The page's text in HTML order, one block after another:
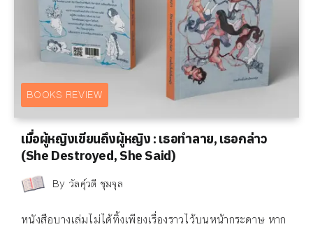
BOOKS REVIEW
เมื่อผู้หญิงเขียนถึงผู้หญิง : เธอทำลาย, เธอกล่าว
(She Destroyed, She Said)
By วัลคุ์วดี ชุมจุล
หนังสือบางเล่มไม่ได้ทิ้งเพียงเรื่องราวไว้บนหน้ากระดาษ หาก